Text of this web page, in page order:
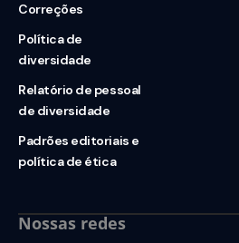
Correções
Política de
diversidade
Relatório de pessoal
de diversidade
Padrões editoriais e
política de ética
Nossas redes